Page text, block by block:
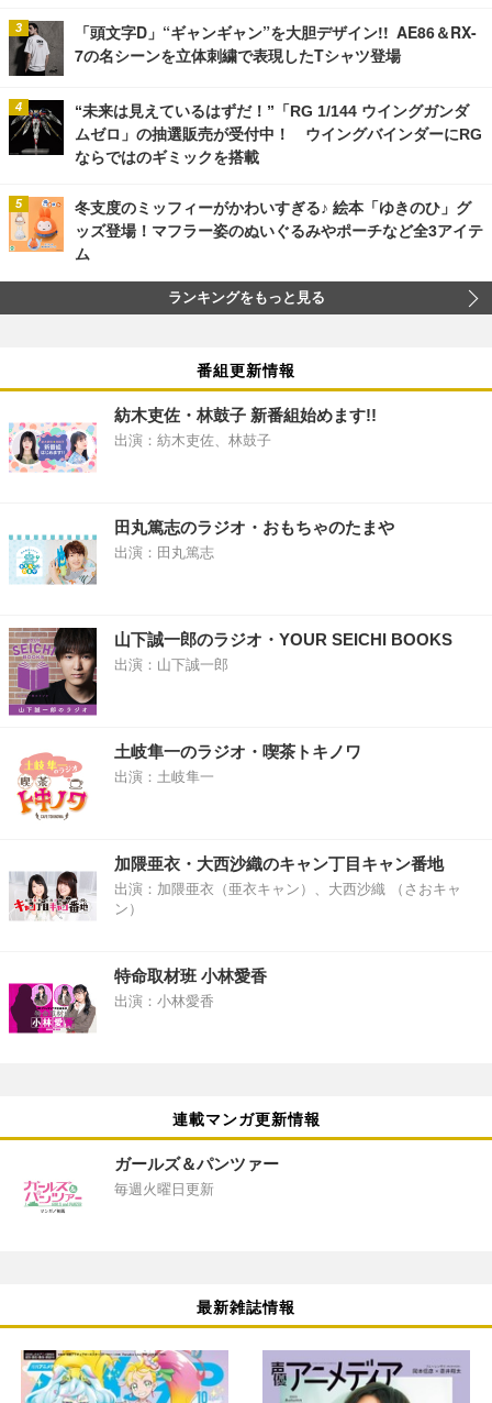
「頭文字D」“ギャンギャン”を大胆デザイン!! AE86＆RX-
7の名シーンを立体刺繍で表現したTシャツ登場
“未来は見えているはずだ！”「RG 1/144 ウイングガンダ
ムゼロ」の抽選販売が受付中！ ウイングバインダーにRG
ならではのギミックを搭載
冬支度のミッフィーがかわいすぎる♪ 絵本「ゆきのひ」グ
ッズ登場！マフラー姿のぬいぐるみやポーチなど全3アイテ
ム
ランキングをもっと見る
番組更新情報
紡木吏佐・林鼓子 新番組始めます!!
出演：紡木吏佐、林鼓子
田丸篤志のラジオ・おもちゃのたまや
出演：田丸篤志
山下誠一郎のラジオ・YOUR SEICHI BOOKS
出演：山下誠一郎
土岐隼一のラジオ・喫茶トキノワ
出演：土岐隼一
加隈亜衣・大西沙織のキャン丁目キャン番地
出演：加隈亜衣（亜衣キャン）、大西沙織 （さおキャ
ン）
特命取材班 小林愛香
出演：小林愛香
連載マンガ更新情報
ガールズ＆パンツァー
毎週火曜日更新
最新雑誌情報